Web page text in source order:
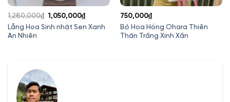
Lẵng Hoa Sinh nhật Sen Xanh
An Nhiên
1,280,000₫ Giá
gốc
1,050,000₫Giá
hiện
Bó Hoa Hồng Ohara Thiên
Thần Trắng Xinh Xắn
750,000₫